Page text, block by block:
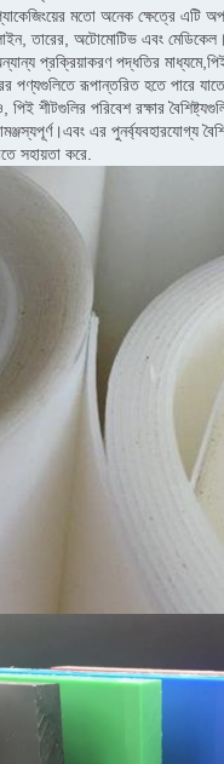
মতো অনেক ক্ষেত্রে এটি
তারের, অটোমোটিভ এবং
প্রক্রিয়াকরণ পদ্ধতির
রূপান্তরিত হতে পারে যাতে
পিই শীটগুলির পরিবেশ রক্ষার
এর পুনর্ব্যবহারযোগ্য
সহায়তা করে.